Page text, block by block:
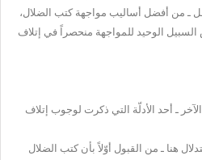
ـ من أفضل أساليب مواجهة كتب الضلال،
الوحيد للمواجهة منحصراً في إتلاف
ـ أحد الأدلّة التي ذكرت لوجوب إتلاف
هنا ـ من القبول أوّلاً بأن كتب الضلال